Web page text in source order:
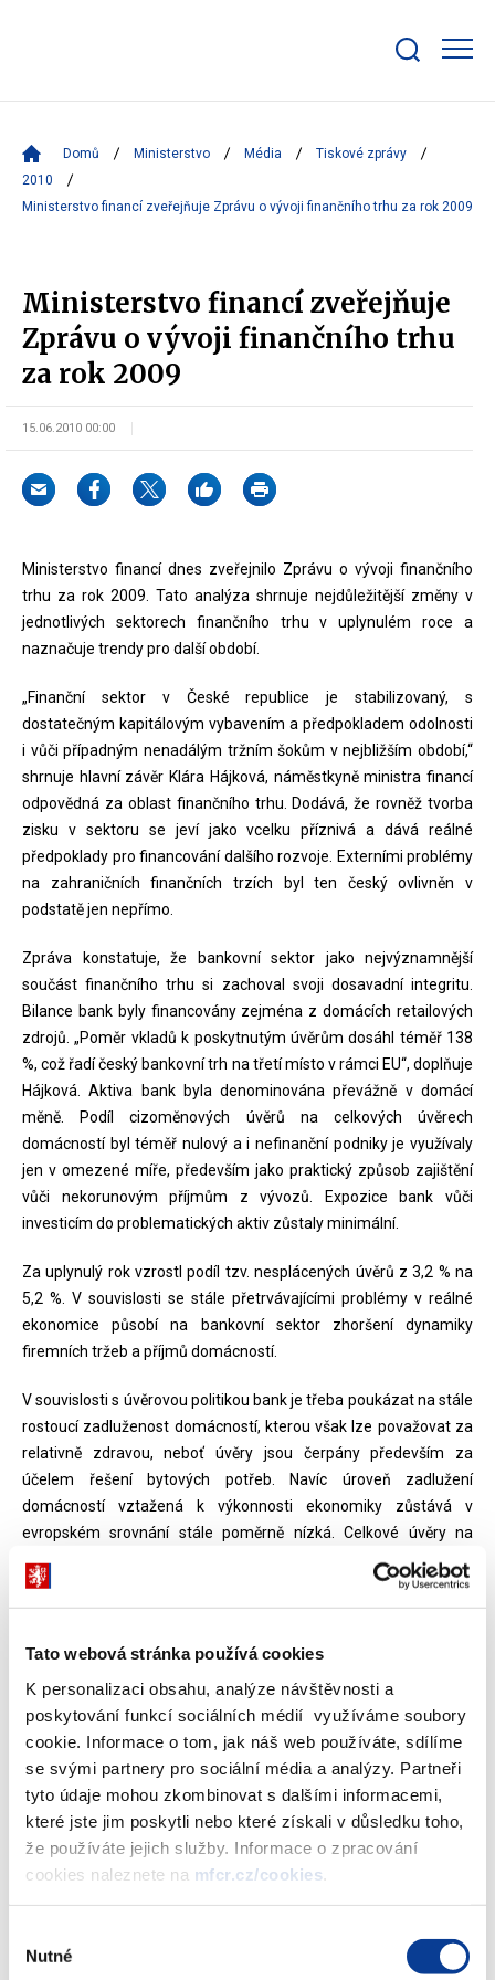
Tato webová stránka používá cookies
K personalizaci obsahu, analýze návštěvnosti a
poskytování funkcí sociálních médií využíváme soubory
cookie. Informace o tom, jak náš web používáte, sdílíme
se svými partnery pro sociální média a analýzy. Partneři
tyto údaje mohou zkombinovat s dalšími informacemi,
které jste jim poskytli nebo které získali v důsledku toho,
že používáte jejich služby. Informace o zpracování
cookies naleznete na mfcr.cz/cookies
souhlasu
Nutné
bar
Domů Ministerstvo Média
Tiskové zprávy
2010
Ministerstvo financí zveřejňuje Zprávu o vývoji finančního trhu za rok 2009
Ministerstvo financí zveřejňuje
Zprávu o vývoji finančního trhu
za rok 2009
15.06.2010 00:00
Ministerstvo financí dnes zveřejnilo Zprávu o vývoji finančního
trhu za rok 2009. Tato analýza shrnuje nejdůležitější změny v
jednotlivých sektorech finančního trhu v uplynulém roce a
naznačuje trendy pro další období.
„Finanční sektor v České republice je stabilizovaný, s
dostatečným kapitálovým vybavením a předpokladem odolnosti
i vůči případným nenadálým tržním šokům v nejbližším období,“
shrnuje hlavní závěr Klára Hájková, náměstkyně ministra financí
odpovědná za oblast finančního trhu. Dodává, že rovněž tvorba
zisku v sektoru se jeví jako vcelku příznivá a dává reálné
předpoklady pro financování dalšího rozvoje. Externími problémy
na zahraničních finančních trzích byl ten český ovlivněn v
podstatě jen nepřímo.
Zpráva konstatuje, že bankovní sektor jako nejvýznamnější
součást finančního trhu si zachoval svoji dosavadní integritu.
Bilance bank byly financovány zejména z domácích retailových
zdrojů. „Poměr vkladů k poskytnutým úvěrům dosáhl téměř 138
%, což řadí český bankovní trh na třetí místo v rámci EU“, doplňuje
Hájková. Aktiva bank byla denominována převážně v domácí
měně. Podíl cizoměnových úvěrů na celkových úvěrech
domácností byl téměř nulový a i nefinanční podniky je využívaly
jen v omezené míře, především jako praktický způsob zajištění
vůči nekorunovým příjmům z vývozů. Expozice bank vůči
investicím do problematických aktiv zůstaly minimální.
Za uplynulý rok vzrostl podíl tzv. nesplácených úvěrů z 3,2 % na
5,2 %. V souvislosti se stále přetrvávajícími problémy v reálné
ekonomice působí na bankovní sektor zhoršení dynamiky
firemních tržeb a příjmů domácností.
V souvislosti s úvěrovou politikou bank je třeba poukázat na stále
rostoucí zadluženost domácností, kterou však lze považovat za
relativně zdravou, neboť úvěry jsou čerpány především za
účelem řešení bytových potřeb. Navíc úroveň zadlužení
domácností vztažená k výkonnosti ekonomiky zůstává v
evropském srovnání stále poměrně nízká. Celkové úvěry na
spotřebu, oproti úvěrům na bydlení, v meziročním srovnání
poklesly.
umazala část ztrát z roku 2008. Došlo k výraznějšímu zotavení
cen akcií, avšak objem obchodů poklesl. Rovněž objem
spravovaných prostředků v podílových fondech se snížil. Pojistný
sektor plnil svoji prvotní funkci - kompenzaci ztrát pojištěných
hodnot - bez větších problémů. Analýza rovněž upozorňuje na
skutečnost, že příspěvky účastníků penzijního připojištění jsou
stále velmi nízké a pro významnější navýšení příjmů v
postproduktivním období nedostatečné.
hospodařením vládního sektoru stojí zejména výpadky u většiny